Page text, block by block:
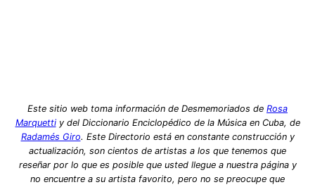
Este sitio web toma información de Desmemoriados de Rosa
Marquettiy del Diccionario Enciclopédico de la Música en Cuba, de
Radamés Giro. Este Directorio está en constante construcción y
actualización, son cientos de artistas a los que tenemos que
reseñar por lo que es posible que usted llegue a nuestra página y
no encuentre a su artista favorito, pero no se preocupe que